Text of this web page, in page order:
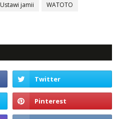
Ustawi jamii
WATOTO